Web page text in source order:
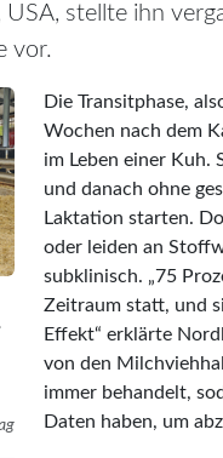
stellte ihn
vor.
Die Transitphase,
Wochen nach dem
im Leben einer Kuh.
und danach ohne
Laktation starten.
oder leiden an
subklinisch. „75
Zeitraum statt, und
Effekt“ erklärte
von den
immer behandelt,
Daten haben, um